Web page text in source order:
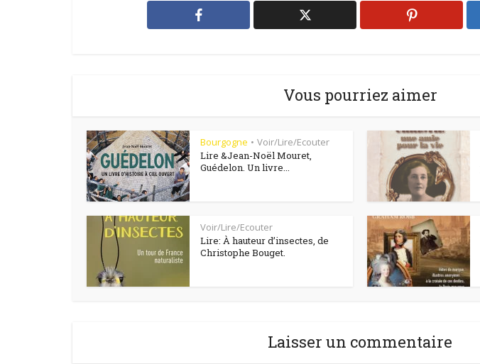
Vous pourriez aimer
Bourgogne • Voir/Lire/Ecouter
Lire &Jean-Noël Mouret,
Guédelon. Un livre...
Voir/Lire/Ecouter
Lire: À hauteur d’insectes, de
Christophe Bouget.
Laisser un commentaire